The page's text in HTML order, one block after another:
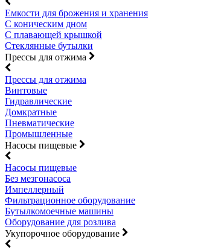
Емкости для брожения и хранения
С коническим дном
С плавающей крышкой
Стеклянные бутылки
Прессы для отжима
Прессы для отжима
Винтовые
Гидравлические
Домкратные
Пневматические
Промышленные
Насосы пищевые
Насосы пищевые
Без мезгонасоса
Импеллерный
Фильтрационное оборудование
Бутылкомоечные машины
Оборудование для розлива
Укупорочное оборудование